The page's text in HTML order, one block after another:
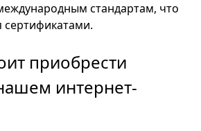
стандартам, что
сертификатами.
приобрести
интернет-